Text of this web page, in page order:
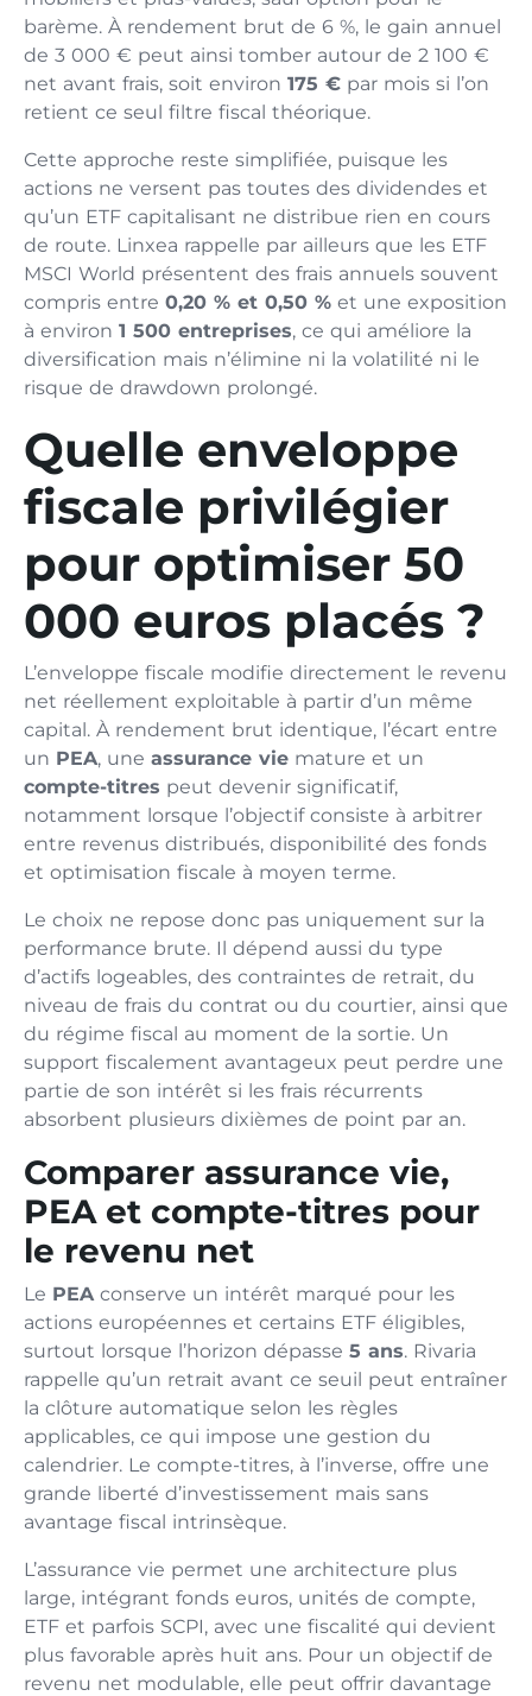
barème. À rendement brut de 6 %, le gain annuel
de 3 000 € peut ainsi tomber autour de 2 100 €
net avant frais, soit environ 175 € par mois si l’on
retient ce seul filtre fiscal théorique.
Cette approche reste simplifiée, puisque les
actions ne versent pas toutes des dividendes et
qu’un ETF capitalisant ne distribue rien en cours
de route. Linxea rappelle par ailleurs que les ETF
MSCI World présentent des frais annuels souvent
compris entre 0,20 % et 0,50 % et une exposition
à environ 1 500 entreprises, ce qui améliore la
diversification mais n’élimine ni la volatilité ni le
risque de drawdown prolongé.
Quelle enveloppe
fiscale privilégier
pour optimiser 50
000 euros placés ?
L’enveloppe fiscale modifie directement le revenu
net réellement exploitable à partir d’un même
capital. À rendement brut identique, l’écart entre
un PEA, une assurance vie mature et un
compte-titres peut devenir significatif,
notamment lorsque l’objectif consiste à arbitrer
entre revenus distribués, disponibilité des fonds
et optimisation fiscale à moyen terme.
Le choix ne repose donc pas uniquement sur la
performance brute. Il dépend aussi du type
d’actifs logeables, des contraintes de retrait, du
niveau de frais du contrat ou du courtier, ainsi que
du régime fiscal au moment de la sortie. Un
support fiscalement avantageux peut perdre une
partie de son intérêt si les frais récurrents
absorbent plusieurs dixièmes de point par an.
Comparer assurance vie,
PEA et compte-titres pour
le revenu net
Le PEA conserve un intérêt marqué pour les
actions européennes et certains ETF éligibles,
surtout lorsque l’horizon dépasse 5 ans. Rivaria
rappelle qu’un retrait avant ce seuil peut entraîner
la clôture automatique selon les règles
applicables, ce qui impose une gestion du
calendrier. Le compte-titres, à l’inverse, offre une
grande liberté d’investissement mais sans
avantage fiscal intrinsèque.
L’assurance vie permet une architecture plus
large, intégrant fonds euros, unités de compte,
ETF et parfois SCPI, avec une fiscalité qui devient
plus favorable après huit ans. Pour un objectif de
revenu net modulable, elle peut offrir davantage